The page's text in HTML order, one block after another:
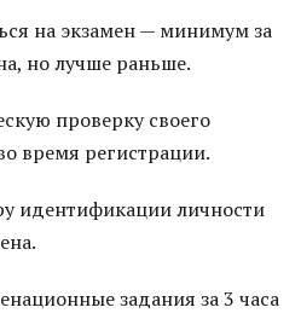
на экзамен — минимум за
но лучше раньше.
проверку своего
время регистрации.
идентификации личности
задания за 3 часа